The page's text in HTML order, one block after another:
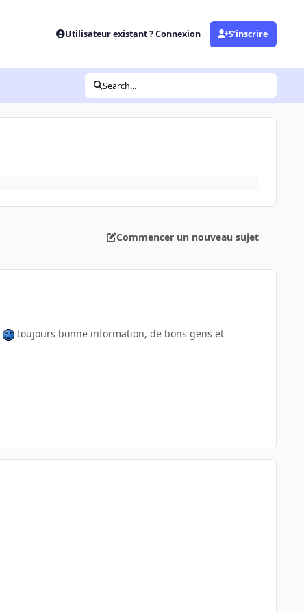
Utilisateur existant ? Connexion S’inscrire
Search...
Commencer un nouveau sujet
toujours bonne information, de bons gens et